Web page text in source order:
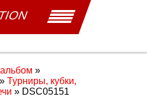
»
» Турниры, кубки,
» DSC05151